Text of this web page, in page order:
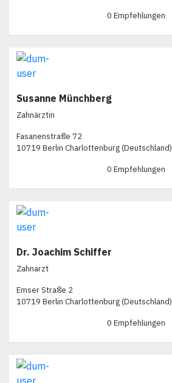
0 Empfehlungen
Susanne Münchberg
Zahnärztin
Fasanenstraße 72
10719 Berlin Charlottenburg (Deutschland)
0 Empfehlungen
Dr. Joachim Schiffer
Zahnarzt
Emser Straße 2
10719 Berlin Charlottenburg (Deutschland)
0 Empfehlungen